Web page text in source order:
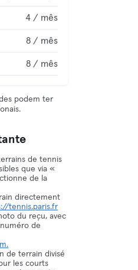
4 / mês
8 / mês
8 / mês
podem ter
de tennis
que via «
de la
directement
tennis.paris.fr
du reçu, avec
de
de terrain divisé
les courts